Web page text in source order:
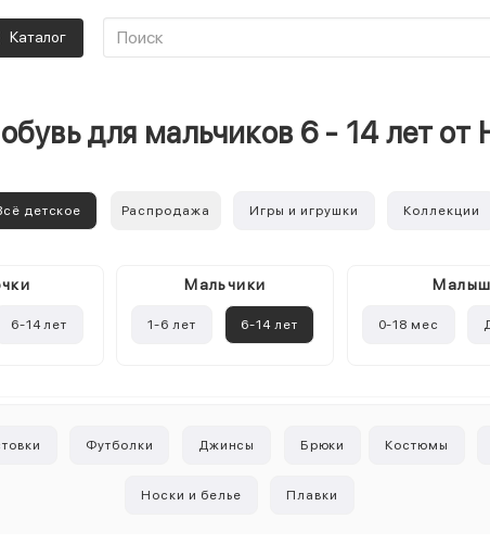
Каталог
для мальчиков 6 - 14 лет от
детское Распродажа Игры и игрушки Коллекции
6-14 лет
Mальчики
1-6 лет 6-14 лет 0-18 мес
Футболки Джинсы Брюки Костюмы
Носки и белье Плавки